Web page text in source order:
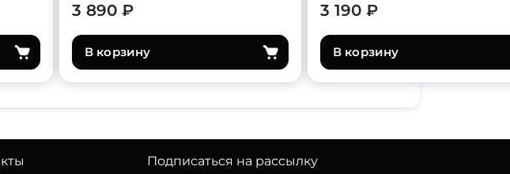
3 890 ₽
В корзину
3 190 ₽
В корзину
Подписаться на рассылку